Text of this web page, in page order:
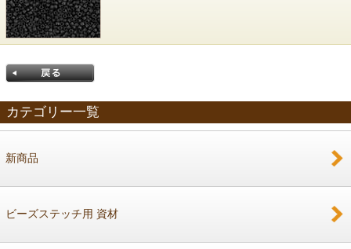
カテゴリー一覧
新商品
ビーズステッチ用 資材